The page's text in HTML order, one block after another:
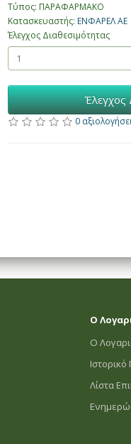
Τύπος: ΠΑΡΑΦΑΡΜΑΚΟ
Κατασκευαστής: ΕΝΦΑΡΕΛ ΑΕ
Έλεγχος Διαθεσιμότητας
Έλεγχος
0
Ο
Ο
Λίστα